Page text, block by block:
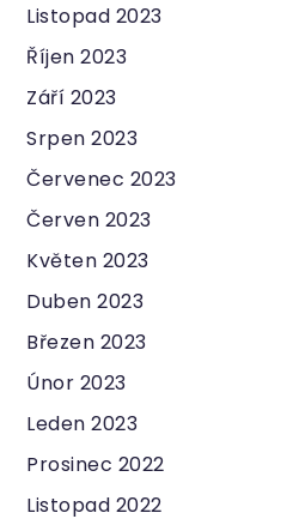
Listopad 2023
Říjen 2023
Září 2023
Srpen 2023
Červenec 2023
Červen 2023
Květen 2023
Duben 2023
Březen 2023
Únor 2023
Leden 2023
Prosinec 2022
Listopad 2022